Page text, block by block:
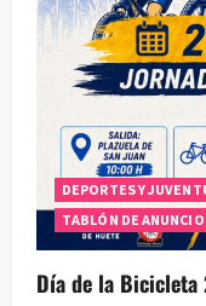
DEPORTES Y
TABLÓN DE
Día de la Bicicleta